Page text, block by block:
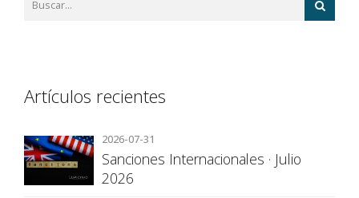
Artículos recientes
2026-07-31
Sanciones Internacionales · Julio
2026